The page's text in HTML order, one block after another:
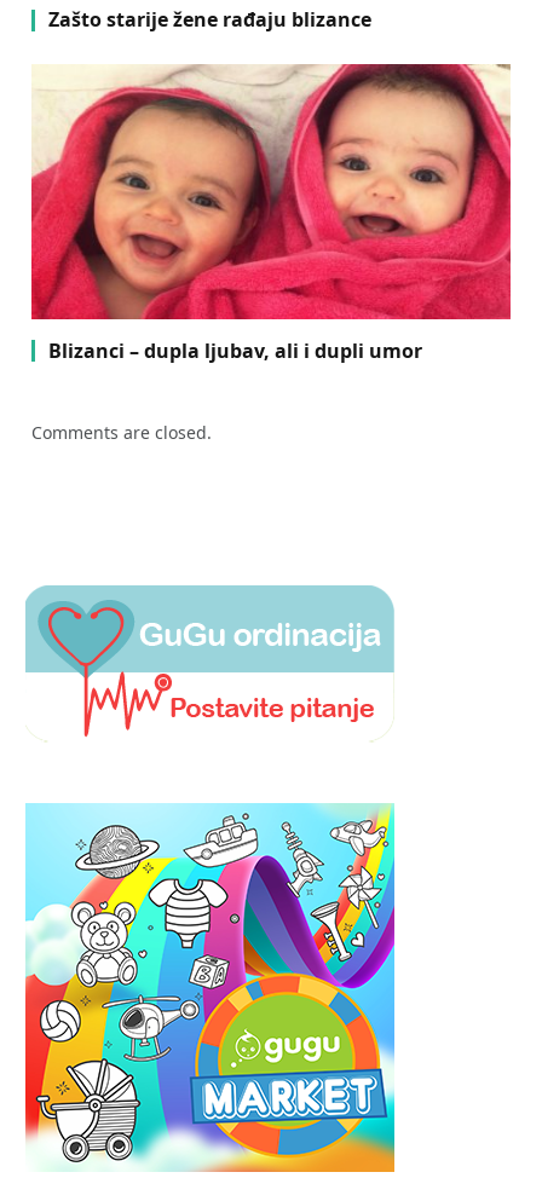
Zašto starije žene rađaju blizance
Blizanci – dupla ljubav, ali i dupli umor
Comments are closed.